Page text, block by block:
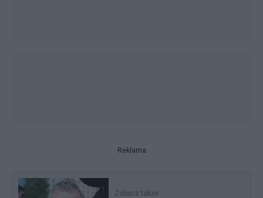
Reklama
Zobacz także